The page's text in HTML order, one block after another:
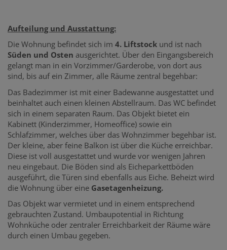
Aufteilung und Ausstattung:
Die Wohnung befindet sich im 4. Liftstock und ist nach
Süden und Osten ausgerichtet. Über den Eingangsbereich
gelangt man in ein Vorzimmer/Garderobe, von dort aus
sind, bis auf ein Zimmer, alle Räume zentral begehbar:
Das Badezimmer ist mit einer Badewanne ausgestattet und
beinhaltet auch einen kleinen Abstellraum. Das WC befindet
sich in einem separaten Raum. Das Objekt bietet ein
Kabinett (Kinderzimmer, Homeoffice) sowie ein
Schlafzimmer, welches über das Wohnzimmer begehbar ist.
Der kleine, aber feine Balkon ist über die Küche erreichbar.
Diese ist voll ausgestattet und wurde vor wenigen Jahren
neu eingebaut. Die Böden sind als Eicheparkettböden
ausgeführt, die Türen sind ebenfalls aus Eiche. Beheizt wird
die Wohnung über eine Gasetagenheizung.
Das Objekt war vermietet und in einem entsprechend
gebrauchten Zustand. Umbaupotential in Richtung
Wohnküche oder zentraler Erreichbarkeit der Räume wäre
durch einen Umbau gegeben.